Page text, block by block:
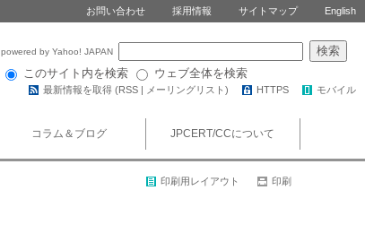
お問い合わせ 採用情報 サイトマップ English
powered by Yahoo! JAPAN
このサイト内を検索 ウェブ全体を検索
最新情報を取得 (RSS | メーリングリスト ) HTTPS モバイル
コラム＆ブログ JPCERT/CCについて
印刷用レイアウト 印刷